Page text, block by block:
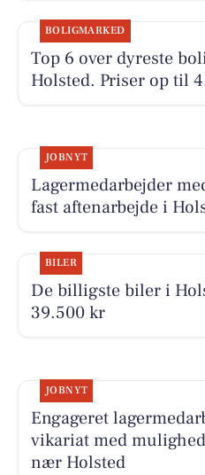
BOLIGMARKED
Top 6 over dyreste
Holsted. Priser op til
JOBNYT
Lagermedarbejder
fast aftenarbejde i
BILER
De billigste biler i
39.500 kr
JOBNYT
Engageret
vikariat med
nær Holsted